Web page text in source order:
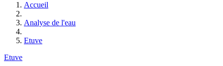
Accueil
Analyse de l'eau
Etuve
Etuve